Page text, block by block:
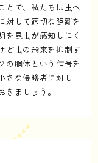
とで、私たちは虫へ
対して適切な距離を
を昆虫が感知しにく
ど虫の飛来を抑制す
の胴体という信号を
さな侵略者に対し
ましょう。